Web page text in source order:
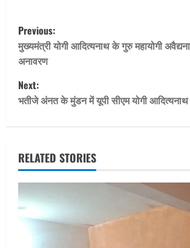
P
o
s
t
a
v
i
g
Previous:
मुख्यमंत्री योगी आदित्यनाथ के गुरु महायोगी
अनावरण
Next:
भतीजे अंनत के मुंडन में यूपी सीएम योगी आदित्यनाथ
RELATED STORIES